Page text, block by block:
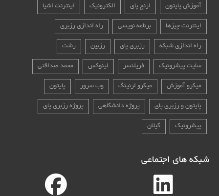
آموزش پایتون ارنج پای الکترونیک اینترنت اشیا
اینترنت چیزها برنامه نویسی راه اندازی رزبری
راه اندازی شبکه رزبری پای رزبین رشت
سایت پیشرونیک فریلنسر لینوکس محمد صداقتی
میکرو آموزش میکرو لرنینگ وب سرور پایتون
پایتون و رزبری پای پروژه دانشگاهی پروژه رزبری پای
پیشرونیک گیلان
شبکه های اجتماعی